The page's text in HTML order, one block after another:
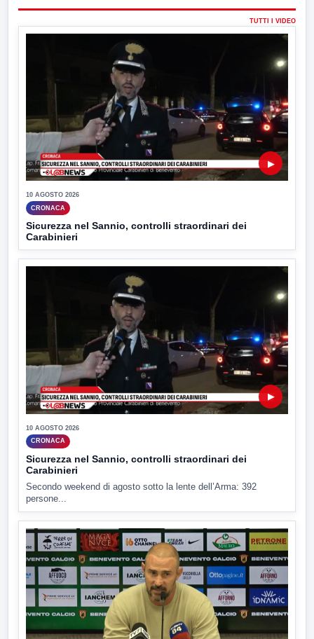
TUTTI I VIDEO
▶
10 AGOSTO 2026
CRONACA
Sicurezza nel Sannio, controlli straordinari dei
Carabinieri
▶
10 AGOSTO 2026
CRONACA
Sicurezza nel Sannio, controlli straordinari dei
Carabinieri
Secondo weekend di agosto sotto la lente dell’Arma: 392
persone...